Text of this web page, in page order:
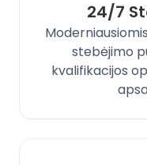
24/7
stebėjimo
kvalifikacijos